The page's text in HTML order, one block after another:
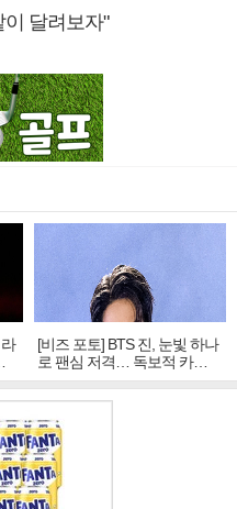
달려보자"
[비즈 포토] BTS 진, 눈빛 하나
로 팬심 저격… 독보적 카리
스마